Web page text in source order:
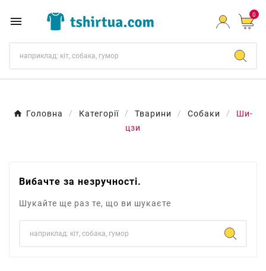
 0
Головна Категорії Тварини Собаки
Ши-
цзи
Вибачте за незручності.
Шукайте ще раз те, що ви шукаєте